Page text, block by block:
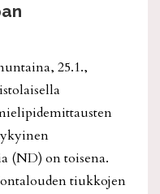
25.1.,
(ND) on toisena.
tiukkojen